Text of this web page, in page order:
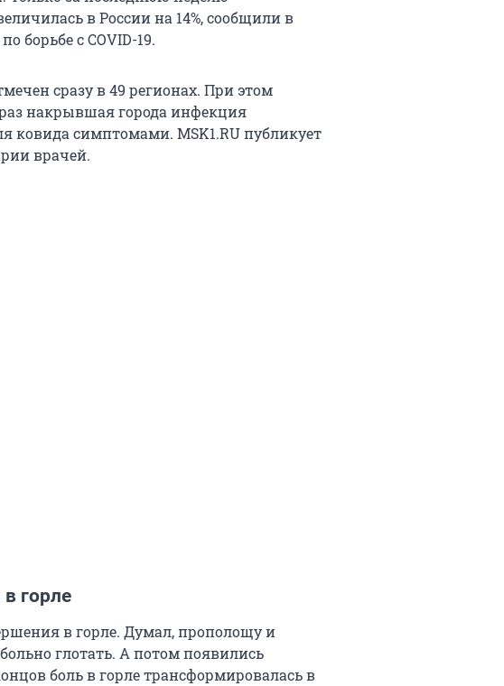
в России на 14%, сообщили в
борьбе с COVID-19.
сразу в 49 регионах. При этом
накрывшая города инфекция
ковида симптомами. МSK1.RU публикует
врачей.
горле
в горле. Думал, прополощу и
глотать. А потом появились
боль в горле трансформировалась в